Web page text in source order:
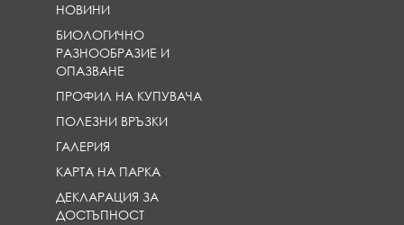
НОВИНИ
БИОЛОГИЧНО
РАЗНООБРАЗИЕ И
ОПАЗВАНЕ
ПРОФИЛ НА КУПУВАЧА
ПОЛЕЗНИ ВРЪЗКИ
ГАЛЕРИЯ
КАРТА НА ПАРКА
ДЕКЛАРАЦИЯ ЗА
ДОСТЪПНОСТ